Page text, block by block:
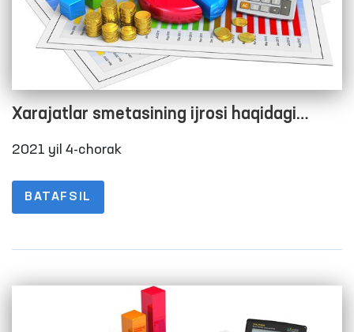
Xarajatlar smetasining ijrosi haqidagi
hisobot
2021 yil 4-chorak
BATAFSIL